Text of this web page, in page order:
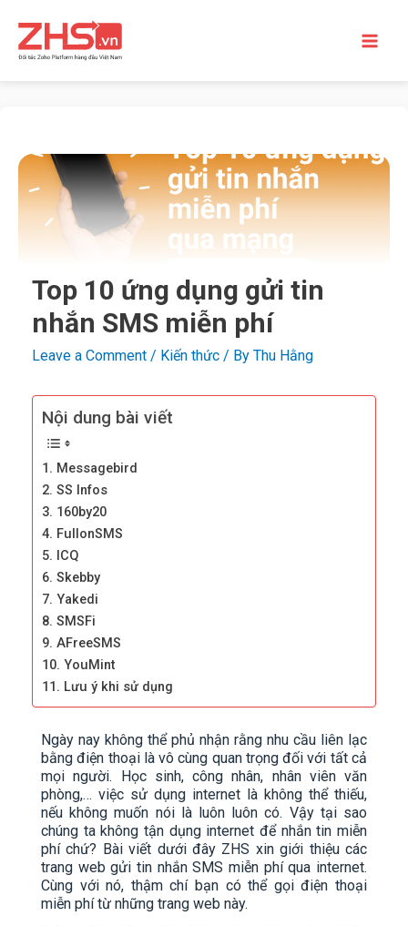
Top 10 ứng dụng gửi tin
nhắn SMS miễn phí
Leave a Comment / Kiến thức / By Thu Hằng
Nội dung bài viết
1. Messagebird
2. SS Infos
3. 160by20
4. FullonSMS
5. ICQ
6. Skebby
7. Yakedi
8. SMSFi
9. AFreeSMS
10. YouMint
11. Lưu ý khi sử dụng
Ngày nay không thể phủ nhận rằng nhu cầu liên lạc
bằng điện thoại là vô cùng quan trọng đối với tất cả
mọi người. Học sinh, công nhân, nhân viên văn
phòng,… việc sử dụng internet là không thể thiếu,
nếu không muốn nói là luôn luôn có. Vậy tại sao
chúng ta không tận dụng internet để nhắn tin miễn
phí chứ? Bài viết dưới đây ZHS xin giới thiệu các
trang web gửi tin nhắn SMS miễn phí qua internet.
Cùng với nó, thậm chí bạn có thể gọi điện thoại
miễn phí từ những trang web này.